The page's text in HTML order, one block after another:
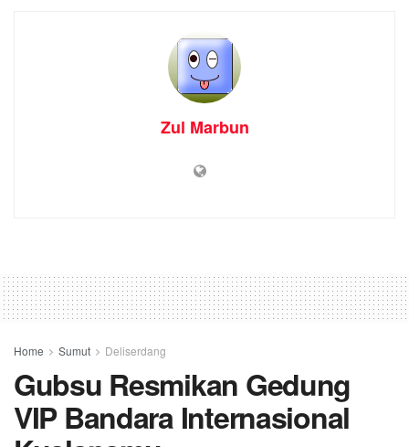
Zul Marbun
Home Sumut Deliserdang
Gubsu Resmikan Gedung
VIP Bandara Internasional